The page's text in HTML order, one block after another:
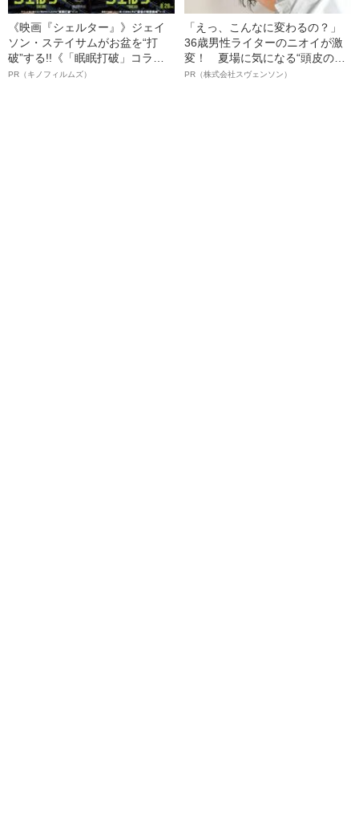
《映画『シェルター』》ジェイ
ソン・ステイサムがお盆を“打
破”する!!《「眠眠打破」コラ
ボ》
PR（キノフィルムズ）
「えっ、こんなに変わるの？」
36歳男性ライターのニオイが激
変！ 夏場に気になる“頭皮のニ
オイ”や“ベタつき”を解消す
PR（株式会社スヴェンソン）